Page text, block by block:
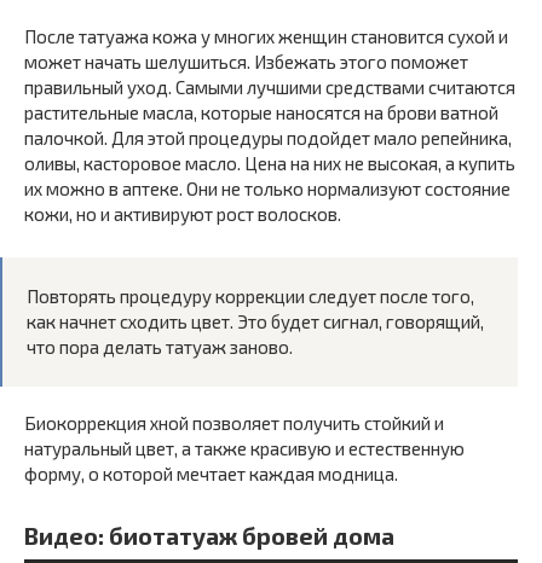
После татуажа кожа у многих женщин становится сухой и
может начать шелушиться. Избежать этого поможет
правильный уход. Самыми лучшими средствами считаются
растительные масла, которые наносятся на брови ватной
палочкой. Для этой процедуры подойдет мало репейника,
оливы, касторовое масло. Цена на них не высокая, а купить
их можно в аптеке. Они не только нормализуют состояние
кожи, но и активируют рост волосков.
Повторять процедуру коррекции следует после того,
как начнет сходить цвет. Это будет сигнал, говорящий,
что пора делать татуаж заново.
Биокоррекция хной позволяет получить стойкий и
натуральный цвет, а также красивую и естественную
форму, о которой мечтает каждая модница.
Видео: биотатуаж бровей дома